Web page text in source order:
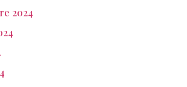
2024